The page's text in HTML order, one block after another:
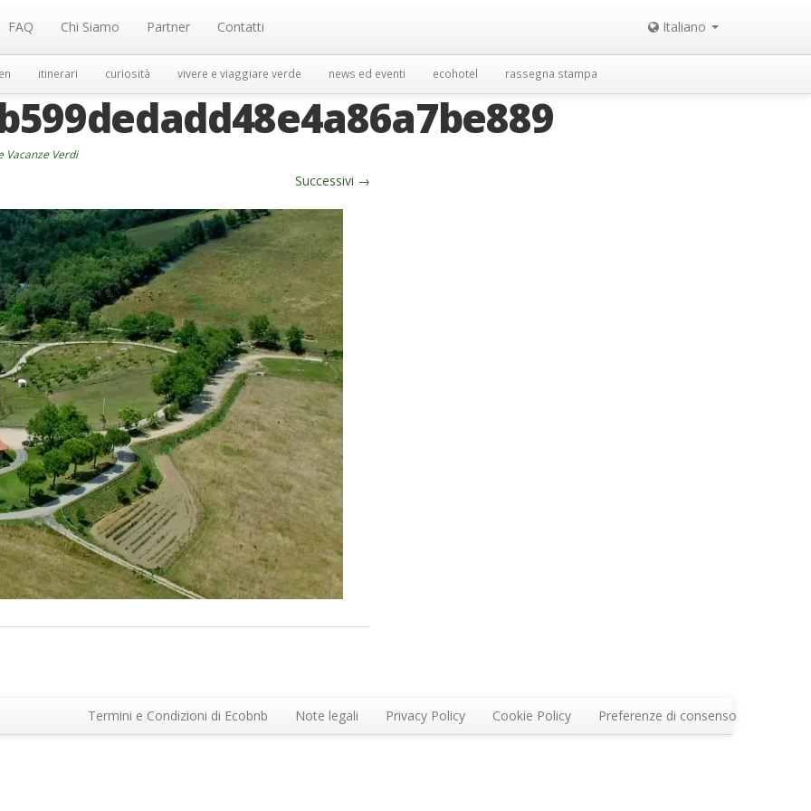
FAQ Chi Siamo Partner Contatti Italiano
itinerari curiosità vivere e viaggiare verde news ed eventi ecohotel rassegna stampa
Vacanze Verdi
Successivi →
Termini e Condizioni di Ecobnb Note legali Privacy Policy Cookie Policy Preferenze di consenso